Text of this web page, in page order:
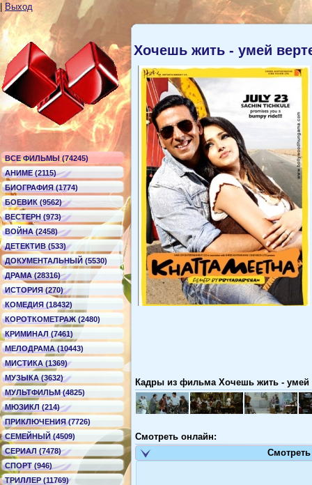
Выход
ВСЕ ФИЛЬМЫ (74245)
АНИМЕ (2115)
БИОГРАФИЯ (1774)
БОЕВИК (9562)
ВЕСТЕРН (973)
ВОЙНА (2458)
ДЕТЕКТИВ (533)
ДОКУМЕНТАЛЬНЫЙ (5530)
ДРАМА (28316)
ИСТОРИЯ (270)
КОМЕДИЯ (18432)
КОРОТКОМЕТРАЖ (2480)
КРИМИНАЛ (7461)
МЕЛОДРАМА (10443)
МИСТИКА (1369)
МУЗЫКА (3632)
МУЛЬТФИЛЬМ (4825)
МЮЗИКЛ (214)
ПРИКЛЮЧЕНИЯ (7726)
СЕМЕЙНЫЙ (4509)
СЕРИАЛ (7478)
СПОРТ (946)
ТРИЛЛЕР (11769)
Хочешь жить - умей
Кадры из фильма Хочешь жить - умей
Смотреть онлайн: